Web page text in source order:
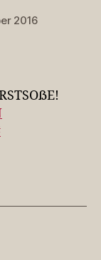
2016